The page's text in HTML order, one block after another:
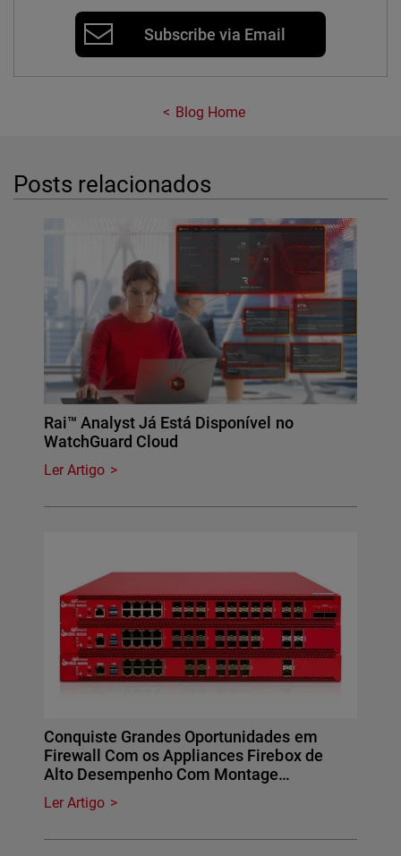
Subscribe via Email
Blog Home
Posts relacionados
Rai™ Analyst Já Está Disponível no
WatchGuard Cloud
Ler Artigo
Conquiste Grandes Oportunidades em
Firewall Com os Appliances Firebox de
Alto Desempenho Com Montage…
Ler Artigo